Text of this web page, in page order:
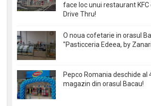
face loc unui restaurant KFC
Drive Thru!
O noua cofetarie in orasul
"Pasticceria Edeea, by
Pepco Romania deschide al
magazin din orasul Bacau!